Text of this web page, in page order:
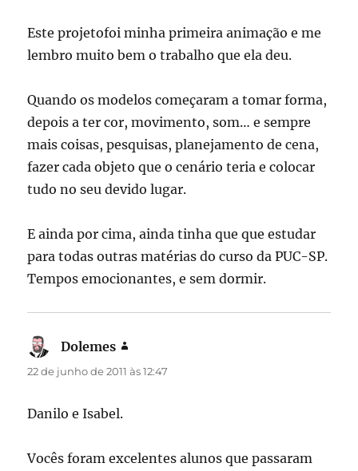
Este projetofoi minha primeira animação e me
lembro muito bem o trabalho que ela deu.
Quando os modelos começaram a tomar forma,
depois a ter cor, movimento, som… e sempre
mais coisas, pesquisas, planejamento de cena,
fazer cada objeto que o cenário teria e colocar
tudo no seu devido lugar.
E ainda por cima, ainda tinha que que estudar
para todas outras matérias do curso da PUC-SP.
Tempos emocionantes, e sem dormir.
Dolemes
22 de junho de 2011 às 12:47
Danilo e Isabel.
Vocês foram excelentes alunos que passaram